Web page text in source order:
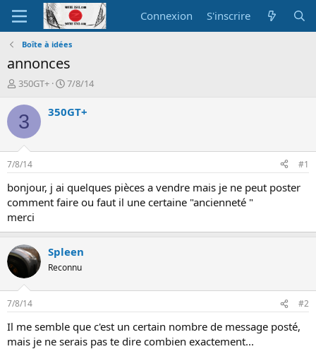
Connexion S'inscrire
Boîte à idées
annonces
A
t
e
r
d
e
l
d
i
s
c
u
s
i
o
n
350GT+
D
t
é
b
u
t
7/8/14
3 350GT+
7/8/14 #1
bonjour, j ai quelques pièces a vendre mais je ne peut poster
comment faire ou faut il une certaine "ancienneté "
merci
Spleen
Reconnu
7/8/14 #2
Il me semble que c'est un certain nombre de message posté,
mais je ne serais pas te dire combien exactement...